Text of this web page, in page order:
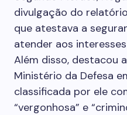
divulgação do
que atestava a
atender aos
Além disso, destacou
Ministério da Defesa
classificada por ele
“vergonhosa” e